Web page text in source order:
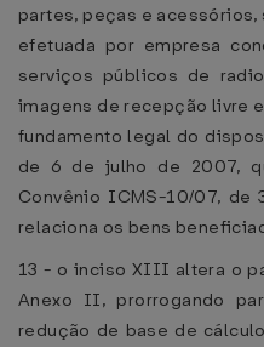
partes, peças e
efetuada por empresa
serviços públicos de
imagens de recepção livre
fundamento legal do
de 6 de julho de 2007,
Convênio ICMS-10/07,
relaciona os bens
13 - o inciso XIII altera o
Anexo II, prorrogando
redução de base de